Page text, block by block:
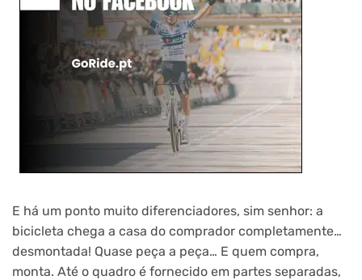
E há um ponto muito diferenciadores, sim senhor: a
bicicleta chega a casa do comprador completamente…
desmontada! Quase peça a peça… E quem compra,
monta. Até o quadro é fornecido em partes separadas,